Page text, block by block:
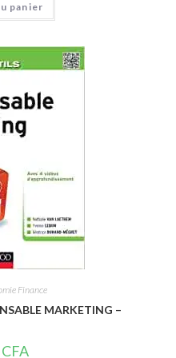
panier
Finance
MARKETING –
CFA